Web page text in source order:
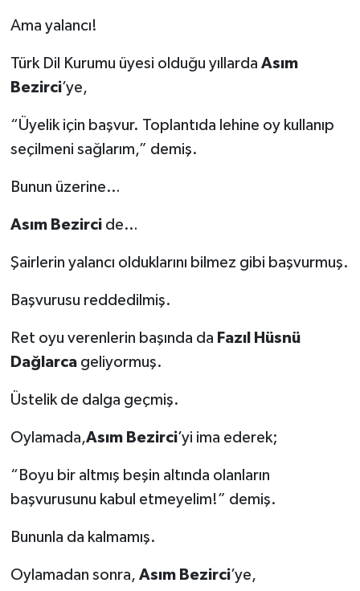
Ama yalancı!
Türk Dil Kurumu üyesi olduğu yıllarda Asım
Bezirci’ye,
“Üyelik için başvur. Toplantıda lehine oy kullanıp
seçilmeni sağlarım,” demiş.
Bunun üzerine…
Asım Bezircide…
Şairlerin yalancı olduklarını bilmez gibi başvurmuş.
Başvurusu reddedilmiş.
Ret oyu verenlerin başında da Fazıl Hüsnü
Dağlarcageliyormuş.
Üstelik de dalga geçmiş.
Oylamada,Asım Bezirci’yi ima ederek;
“Boyu bir altmış beşin altında olanların
başvurusunu kabul etmeyelim!” demiş.
Bununla da kalmamış.
Oylamadan sonra, Asım Bezirci’ye,